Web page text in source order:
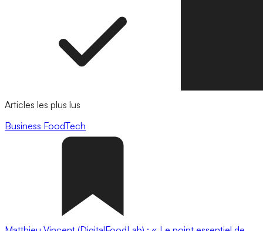
Articles les plus lus
Business FoodTech